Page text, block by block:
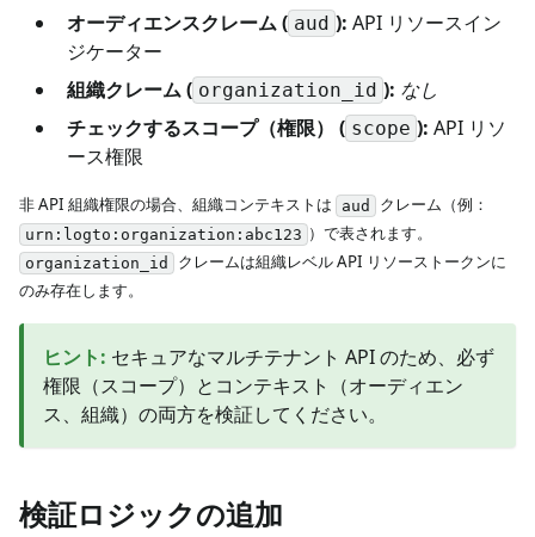
オーディエンスクレーム ( aud ): API リソースイン
ジケーター
組織クレーム ( organization_id ): なし
チェックするスコープ（権限） ( scope ): API リソ
ース権限
非 API 組織権限の場合、組織コンテキストは aud クレーム（例：
urn:logto:organization:abc123 ）で表されます。
organization_id
クレームは組織レベル API リソーストークンに
のみ存在します。
ヒント: セキュアなマルチテナント API のため、必ず
権限（スコープ）とコンテキスト（オーディエン
ス、組織）の両方を検証してください。
検証ロジックの追加